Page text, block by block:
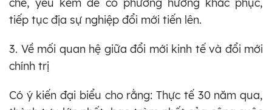
tiếp tục địa sự nghiệp đổi mới tiến lên.
3. Về mối quan hệ giữa đổi mới kinh tế và đổi mới
chính trị
Có ý kiến đại biểu cho rằng: Thực tế 30 năm qua,